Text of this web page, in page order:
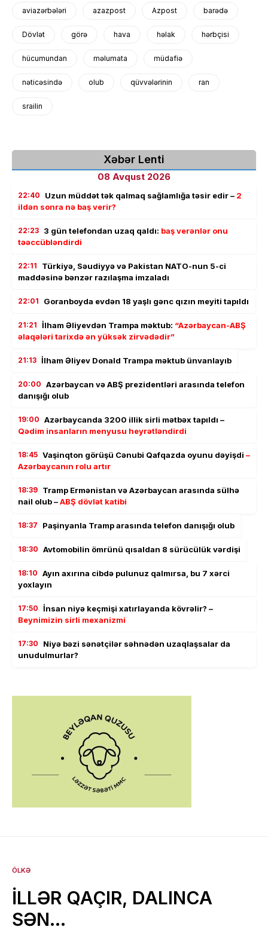
aviazərbələri azazpost Azpost barədə
Dövlət görə hava həlak hərbçisi
hücumundan məlumata müdafiə
nəticəsində olub qüvvələrinin ran
srailin
Xəbər Lenti
08 Avqust 2026
22:40 Uzun müddət tək qalmaq sağlamlığa təsir edir – 2
ildən sonra nə baş verir?
22:23 3 gün telefondan uzaq qaldı: baş verənlər onu
təəccübləndirdi
22:11
Türkiyə, Səudiyyə və Pakistan NATO-nun 5-ci
maddəsinə bənzər razılaşma imzaladı
22:01 Goranboyda evdən 18 yaşlı gənc qızın meyiti tapıldı
21:21 İlham Əliyevdən Trampa məktub: “Azərbaycan-ABŞ
əlaqələri tarixdə ən yüksək zirvədədir”
21:13 İlham Əliyev Donald Trampa məktub ünvanlayıb
20:00 Azərbaycan və ABŞ prezidentləri arasında telefon
danışığı olub
19:00 Azərbaycanda 3200 illik sirli mətbəx tapıldı –
Qədim insanların menyusu heyrətləndirdi
18:45 Vaşinqton görüşü Cənubi Qafqazda oyunu dəyişdi –
Azərbaycanın rolu artır
18:39 Tramp Ermənistan və Azərbaycan arasında sülhə
nail olub –ABŞ dövlət katibi
18:37 Paşinyanla Tramp arasında telefon danışığı olub
18:30 Avtomobilin ömrünü qısaldan 8 sürücülük vərdişi
18:10 Ayın axırına cibdə pulunuz qalmırsa, bu 7 xərci
yoxlayın
17:50 İnsan niyə keçmişi xatırlayanda kövrəlir? –
Beynimizin sirli mexanizmi
17:30
Niyə bəzi sənətçilər səhnədən uzaqlaşsalar da
unudulmurlar?
ÖLKƏ
İLLƏR QAÇIR, DALINCA
SƏN…